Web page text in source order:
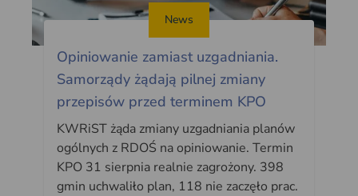
News
Opiniowanie zamiast uzgadniania.
Samorządy żądają pilnej zmiany
przepisów przed terminem KPO
KWRiST żąda zmiany uzgadniania planów
ogólnych z RDOŚ na opiniowanie. Termin
KPO 31 sierpnia realnie zagrożony. 398
gmin uchwaliło plan, 118 nie zaczęło prac.